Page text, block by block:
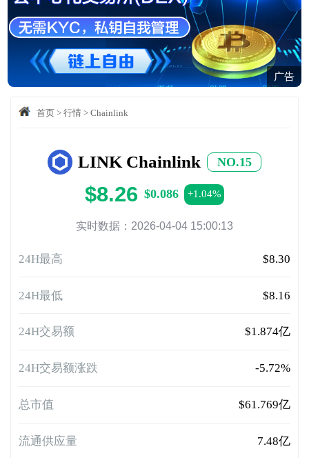
广告
首页> 行情> Chainlink
LINK Chainlink NO.15
$8.26 $0.086 +1.04%
实时数据：2026-04-04 15:00:13
24H最高 $8.30
24H最低 $8.16
24H交易额 $1.874亿
24H交易额涨跌 -5.72%
总市值 $61.769亿
流通供应量 7.48亿